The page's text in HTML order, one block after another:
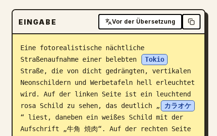
Download
Blog
Updates
EINGABE Vor der Übersetzung
Eine fotorealistische nächtliche
Straßenaufnahme einer belebten
Tokio
Straße, die von dicht gedrängten, vertikalen
Neonschildern und Werbetafeln hell erleuchtet
wird. Auf der linken Seite ist ein leuchtend
rosa Schild zu sehen, das deutlich „
カラオケ
“ liest, daneben ein weißes Schild mit der
Aufschrift „牛角 焼肉“. Auf der rechten Seite